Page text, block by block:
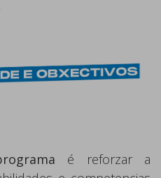
é reforzar a